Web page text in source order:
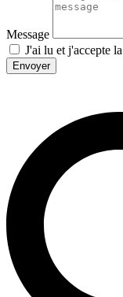
Message
J'ai lu et j'accepte la
Envoyer